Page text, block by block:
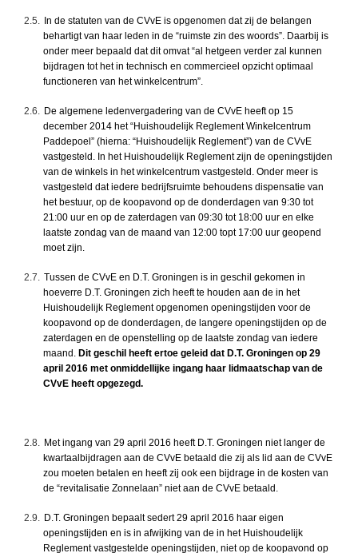
2.5. In de statuten van de CVvE is opgenomen dat zij de belangen
behartigt van haar leden in de “ruimste zin des woords”. Daarbij is
onder meer bepaald dat dit omvat “al hetgeen verder zal kunnen
bijdragen tot het in technisch en commercieel opzicht optimaal
functioneren van het winkelcentrum”.
2.6. De algemene ledenvergadering van de CVvE heeft op 15
december 2014 het “Huishoudelijk Reglement Winkelcentrum
Paddepoel” (hierna: “Huishoudelijk Reglement”) van de CVvE
vastgesteld. In het Huishoudelijk Reglement zijn de openingstijden
van de winkels in het winkelcentrum vastgesteld. Onder meer is
vastgesteld dat iedere bedrijfsruimte behoudens dispensatie van
het bestuur, op de koopavond op de donderdagen van 9:30 tot
21:00 uur en op de zaterdagen van 09:30 tot 18:00 uur en elke
laatste zondag van de maand van 12:00 topt 17:00 uur geopend
moet zijn.
2.7. Tussen de CVvE en D.T. Groningen is in geschil gekomen in
hoeverre D.T. Groningen zich heeft te houden aan de in het
Huishoudelijk Reglement opgenomen openingstijden voor de
koopavond op de donderdagen, de langere openingstijden op de
zaterdagen en de openstelling op de laatste zondag van iedere
maand. Dit geschil heeft ertoe geleid dat D.T. Groningen op 29
april 2016 met onmiddellijke ingang haar lidmaatschap van de
CVvE heeft opgezegd.
2.8. Met ingang van 29 april 2016 heeft D.T. Groningen niet langer de
kwartaalbijdragen aan de CVvE betaald die zij als lid aan de CVvE
zou moeten betalen en heeft zij ook een bijdrage in de kosten van
de “revitalisatie Zonnelaan” niet aan de CVvE betaald.
2.9. D.T. Groningen bepaalt sedert 29 april 2016 haar eigen
openingstijden en is in afwijking van de in het Huishoudelijk
Reglement vastgestelde openingstijden, niet op de koopavond op